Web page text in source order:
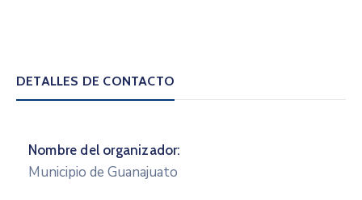
DETALLES DE CONTACTO
Nombre del organizador:
Municipio de Guanajuato